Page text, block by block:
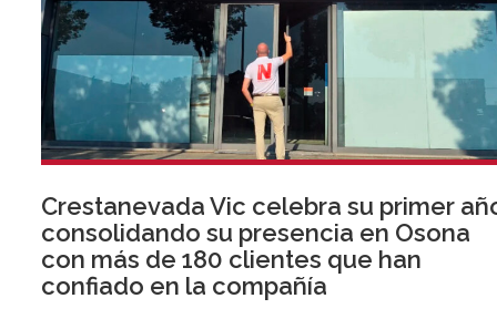
Crestanevada Vic celebra su primer
consolidando su presencia en Osona
con más de 180 clientes que han
confiado en la compañía